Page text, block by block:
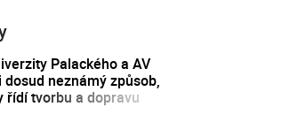
Palackého a AV
dosud neznámý způsob,
řídí tvorbu a dopravu